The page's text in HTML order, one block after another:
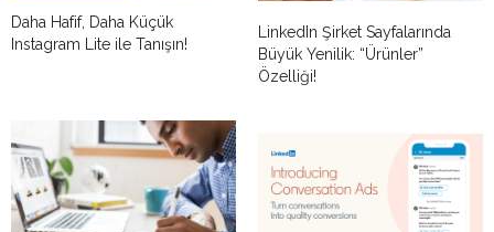
Daha Hafif, Daha Küçük
Instagram Lite ile Tanışın!
LinkedIn Şirket Sayfalarında
Büyük Yenilik: “Ürünler”
Özelliği!